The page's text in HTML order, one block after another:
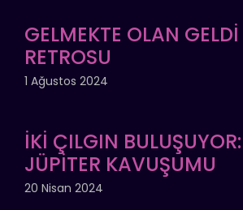
GELMEKTE OLAN
RETROSU
1 Ağustos 2024
İKİ ÇILGIN
JÜPİTER KAVUŞUMU
20 Nisan 2024